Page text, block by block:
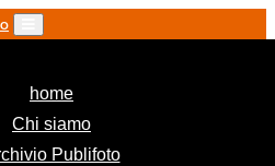
home(current)
Chi siamo
Publifoto